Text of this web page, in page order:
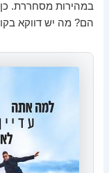
במהירות מסחררת.
הם? מה יש דווקא